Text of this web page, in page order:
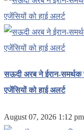
सऊदी अरब ने ईरान-समर्थक
एजेंसियों को हाई अलर्ट
August 07, 2026 1:12 pm